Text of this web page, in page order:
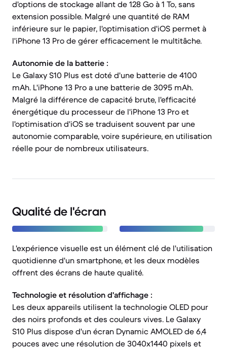
d'options de stockage allant de 128 Go à 1 To, sans
extension possible. Malgré une quantité de RAM
inférieure sur le papier, l'optimisation d'iOS permet à
l'iPhone 13 Pro de gérer efficacement le multitâche.
Autonomie de la batterie :
Le Galaxy S10 Plus est doté d'une batterie de 4100
mAh. L'iPhone 13 Pro a une batterie de 3095 mAh.
Malgré la différence de capacité brute, l'efficacité
énergétique du processeur de l'iPhone 13 Pro et
l'optimisation d'iOS se traduisent souvent par une
autonomie comparable, voire supérieure, en utilisation
réelle pour de nombreux utilisateurs.
Qualité de l'écran
L'expérience visuelle est un élément clé de l'utilisation
quotidienne d'un smartphone, et les deux modèles
offrent des écrans de haute qualité.
Technologie et résolution d'affichage :
Les deux appareils utilisent la technologie OLED pour
des noirs profonds et des couleurs vives. Le Galaxy
S10 Plus dispose d'un écran Dynamic AMOLED de 6,4
pouces avec une résolution de 3040x1440 pixels et